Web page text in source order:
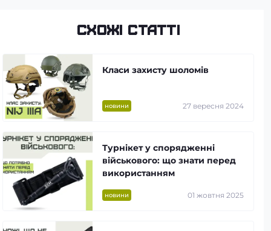
Схожі статті
новини 27 вересня 2024
Класи захисту шоломів
новини 01 жовтня 2025
Турнікет у спорядженні
військового: що знати перед
використанням